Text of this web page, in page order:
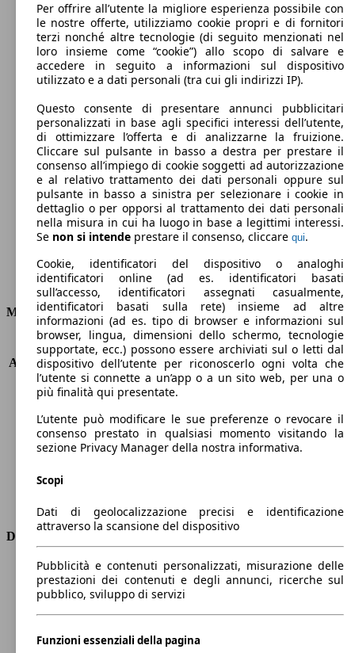
Diesel
Carburante
105 g/km
Emissioni di CO2 (combinato)*
Consumi
Motore e Prestazioni
KW (PS)
110 kW (150 PS)
Accelerazione (0-100 km/h)
8.8s
Velocità massima (km/h)
212 km/h
Numero di marce
6
Coppia
370 nm
Cilindrata
1997 ccm
Carburante
Diesel
Trasmissione
Dimensioni
Lunghezza
4360 mm
Altezza
1480 mm
Larghezza
Peso massimo
-
Per offrire all’utente la migliore esperienza possibile con
le nostre offerte, utilizziamo cookie propri e di fornitori
terzi nonché altre tecnologie (di seguito menzionati nel
loro insieme come “cookie”) allo scopo di salvare e
accedere in seguito a informazioni sul dispositivo
utilizzato e a dati personali (tra cui gli indirizzi IP).
Questo consente di presentare annunci pubblicitari
personalizzati in base agli specifici interessi dell’utente,
di ottimizzare l’offerta e di analizzarne la fruizione.
Cliccare sul pulsante in basso a destra per prestare il
consenso all’impiego di cookie soggetti ad autorizzazione
e al relativo trattamento dei dati personali oppure sul
pulsante in basso a sinistra per selezionare i cookie in
dettaglio o per opporsi al trattamento dei dati personali
nella misura in cui ha luogo in base a legittimi interessi.
Se non si intende prestare il consenso, cliccare qui.
Cookie, identificatori del dispositivo o analoghi
identificatori online (ad es. identificatori basati
sull’accesso, identificatori assegnati casualmente,
identificatori basati sulla rete) insieme ad altre
informazioni (ad es. tipo di browser e informazioni sul
browser, lingua, dimensioni dello schermo, tecnologie
supportate, ecc.) possono essere archiviati sul o letti dal
dispositivo dell’utente per riconoscerlo ogni volta che
l’utente si connette a un’app o a un sito web, per una o
più finalità qui presentate.
L’utente può modificare le sue preferenze o revocare il
consenso prestato in qualsiasi momento visitando la
sezione Privacy Manager della nostra informativa.
Scopi
Dati di geolocalizzazione precisi e identificazione
attraverso la scansione del dispositivo
Pubblicità e contenuti personalizzati, misurazione delle
prestazioni dei contenuti e degli annunci, ricerche sul
pubblico, sviluppo di servizi
Funzioni essenziali della pagina